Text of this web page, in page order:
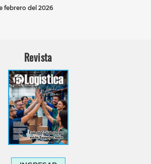
febrero del 2026
Revista